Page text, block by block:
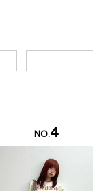
NO.4